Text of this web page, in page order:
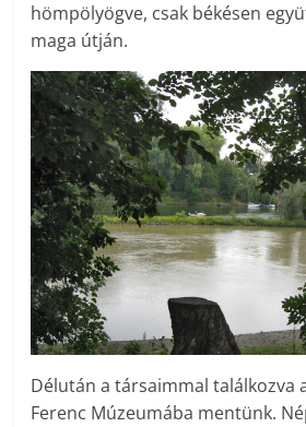
hömpölyögve, csak békésen
maga útján.
Délután a társaimmal találkozva
Ferenc Múzeumába mentünk.